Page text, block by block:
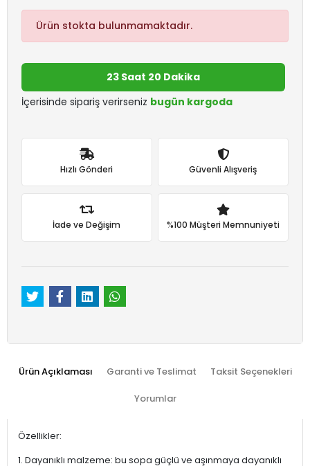
Ürün stokta bulunmamaktadır.
23 Saat 20 Dakika
İçerisinde sipariş verirseniz bugün kargoda
Hızlı Gönderi Güvenli Alışveriş
İade ve Değişim %100 Müşteri Memnuniyeti
Ürün Açıklaması Garanti ve Teslimat Taksit Seçenekleri
Yorumlar
Özellikler:
1. Dayanıklı malzeme: bu sopa güçlü ve aşınmaya dayanıklı